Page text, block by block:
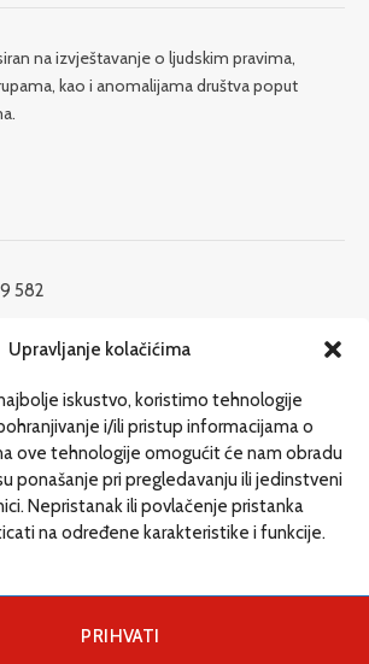
Upravljanje kolačićima
iskustvo, koristimo tehnologije
i/ili pristup informacijama o
ove tehnologije omogućit će nam obradu
ponašanje pri pregledavanju ili jedinstveni
Nepristanak ili povlačenje pristanka
na određene karakteristike i funkcije.
PRIHVATI
na izvještavanje o ljudskim pravima,
kao i anomalijama društva poput
582